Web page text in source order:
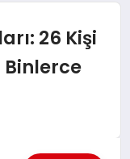
26 Kişi
Binlerce